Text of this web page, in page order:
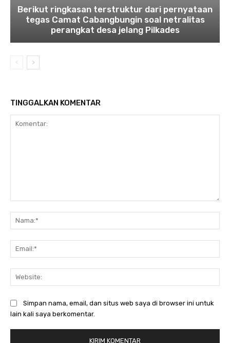
Berikut ringkasan terstruktur dari pernyataan
tegas Camat Cabangbungin soal netralitas
perangkat desa jelang Pilkades
TINGGALKAN KOMENTAR
Simpan nama, email, dan situs web saya di browser ini untuk
lain kali saya berkomentar.